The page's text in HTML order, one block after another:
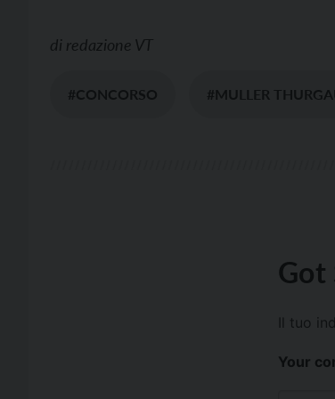
di redazione VT
#CONCORSO #MULLER
Got
Il tuo
Your